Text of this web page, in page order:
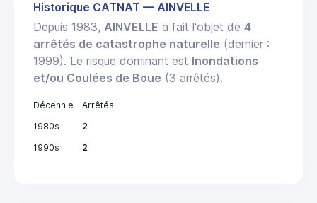
Historique CATNAT — AINVELLE
Depuis 1983, AINVELLE a fait l'objet de 4
arrêtés de catastrophe naturelle (dernier :
1999). Le risque dominant est Inondations
et/ou Coulées de Boue (3 arrêtés).
Décennie
Arrêtés
1980s
2
1990s
2